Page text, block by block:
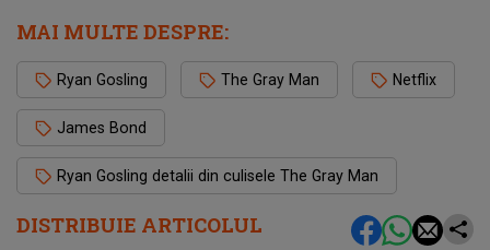
DISTRIBUIE ARTICOLUL
MAI MULTE DESPRE:
Ryan Gosling The Gray Man Netflix
James Bond
Ryan Gosling detalii din culisele The Gray Man